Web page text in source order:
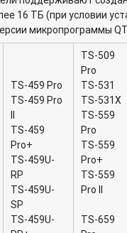
настройка в режиме
микропрограмму в
QTS?
микропрограмму во
и пароль
накопителе QNAP?
микропрограмму через
Station изменить
16 ТБ (при условии
микропрограммы
TS-459 Pro
TS-459 Pro
II
TS-459
Pro+
TS-459U-
RP
TS-459U-
SP
TS-459U-
TS-509
Pro
TS-531
TS-531X
TS-559
Pro
TS-559
Pro+
TS-559
Pro II
TS-659